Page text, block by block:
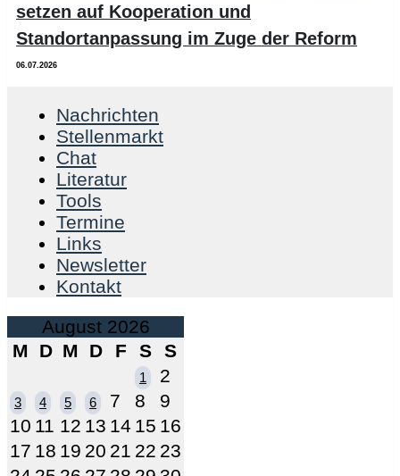
setzen auf Kooperation und
Standortanpassung im Zuge der Reform
06.07.2026
Nachrichten
Stellenmarkt
Chat
Literatur
Tools
Termine
Links
Newsletter
Kontakt
August 2026
M
D M D F S S
1 2
3 4 5 6 7 8
9
10 11 12 13 14 15 16
17 18 19 20 21 22 23